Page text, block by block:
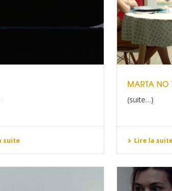
suite
MARTA NO
(suite…)
Lire la suite